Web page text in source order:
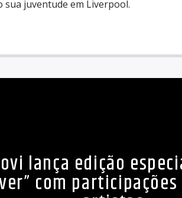
sua juventude em Liverpool.
lança edição
com